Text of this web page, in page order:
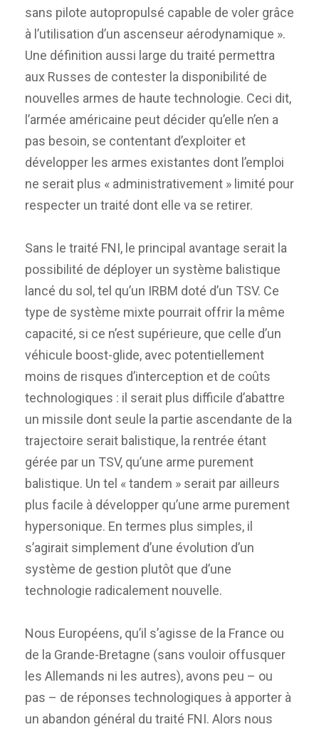
sans pilote autopropulsé capable de voler grâce
à l’utilisation d’un ascenseur aérodynamique ».
Une définition aussi large du traité permettra
aux Russes de contester la disponibilité de
nouvelles armes de haute technologie. Ceci dit,
l’armée américaine peut décider qu’elle n’en a
pas besoin, se contentant d’exploiter et
développer les armes existantes dont l’emploi
ne serait plus « administrativement » limité pour
respecter un traité dont elle va se retirer.
Sans le traité FNI, le principal avantage serait la
possibilité de déployer un système balistique
lancé du sol, tel qu’un IRBM doté d’un TSV. Ce
type de système mixte pourrait offrir la même
capacité, si ce n’est supérieure, que celle d’un
véhicule boost-glide, avec potentiellement
moins de risques d’interception et de coûts
technologiques : il serait plus difficile d’abattre
un missile dont seule la partie ascendante de la
trajectoire serait balistique, la rentrée étant
gérée par un TSV, qu’une arme purement
balistique. Un tel « tandem » serait par ailleurs
plus facile à développer qu’une arme purement
hypersonique. En termes plus simples, il
s’agirait simplement d’une évolution d’un
système de gestion plutôt que d’une
technologie radicalement nouvelle.
Nous Européens, qu’il s’agisse de la France ou
de la Grande-Bretagne (sans vouloir offusquer
les Allemands ni les autres), avons peu – ou
pas – de réponses technologiques à apporter à
un abandon général du traité FNI. Alors nous